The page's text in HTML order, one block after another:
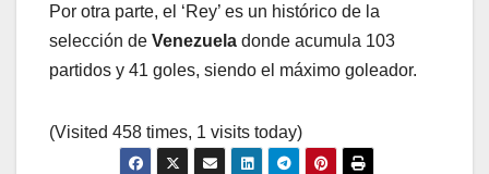
Por otra parte, el ‘Rey’ es un histórico de la
selección de Venezuela donde acumula 103
partidos y 41 goles, siendo el máximo goleador.
(Visited 458 times, 1 visits today)